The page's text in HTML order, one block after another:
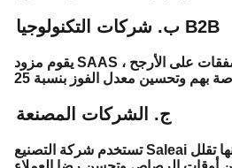
ب. شركات التكنولوجيا B2B
يقوم مزود SAAS بالتنبؤ الذي يعمل بذات منظمة العفو الدولية لتحليل خط أنابيب المبيعات. من خلال تحديد الصفقات على الأرجح ،
ج. الشركات المصنعة
تستخدم شركة التصنيع Saleai للتنبؤ بالطلب على المعدات الصناعية عبر مناطق مختلفة. من خلال تحسين جداول الإنتاج ، فإنها تقلل